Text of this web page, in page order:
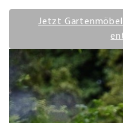
Jetzt Gartenmöbel